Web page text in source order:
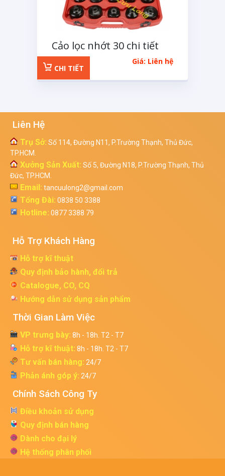
Cảo lọc nhớt 30 chi tiết
Giá: Liên hệ
CHI TIẾT
Liên Hệ
Trụ Sở: Số 114, Đường N11, P.Trường Thạnh, Thủ Đức,
TP.HCM.
Xưởng Sản Xuất: Số 5, Đường N18, P.Trường Thạnh, Thủ
Đức, TP.HCM.
Email: tancuulong2@gmail.com
Tổng Đài: 0838 50 3388
Hotline: 0877 3388 79
Hỗ Trợ Khách Hàng
Hỗ trợ kĩ thuật
Quy định bảo hành, đổi trả
Catalogue, CO, CQ
Hướng dẫn sử dụng sản phẩm
Thời Gian Làm Việc
VP trưng bày: 8h - 18h. T2 - T7
Hỗ trợ kĩ thuật: 8h - 18h. T2 - T7
Tư vấn bán hàng: 24/7
Phản ánh góp ý: 24/7
Chính Sách Công Ty
Điều khoản sử dụng
Quy định bán hàng
Dành cho đại lý
Hệ thống phân phối